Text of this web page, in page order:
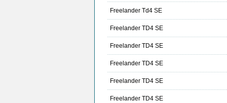
Freelander Td4 SE
Freelander TD4 SE
Freelander TD4 SE
Freelander TD4 SE
Freelander TD4 SE
Freelander TD4 SE